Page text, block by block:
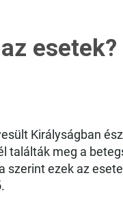
esetek?
Királyságban
találták meg a
szerint ezek az